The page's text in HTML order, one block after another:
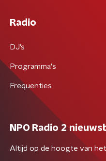
Radio
DJ’s
Programma's
Frequenties
NPO Radio 2
Altijd op de hoogte van